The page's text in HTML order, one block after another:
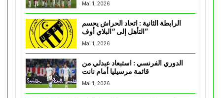
Mai 1, 2026
الرابطة الثانية : اتحاد الحراش يحسم
التأهل إلى “البلاي أوف”
Mai 1, 2026
الدوري الفرنسي : استبعاد عبدلي من
قائمة مرسيليا أمام نانت
Mai 1, 2026